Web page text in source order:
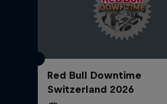
Red Bull Downtime
Switzerland 2026